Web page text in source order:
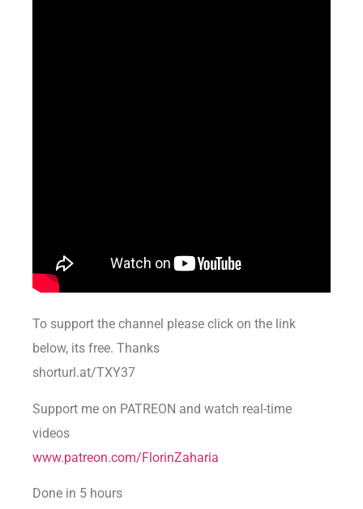
To support the channel please click on the link
below, its free. Thanks
shorturl.at/TXY37
Support me on PATREON and watch real-time
videos
www.patreon.com/FlorinZaharia
Done in 5 hours